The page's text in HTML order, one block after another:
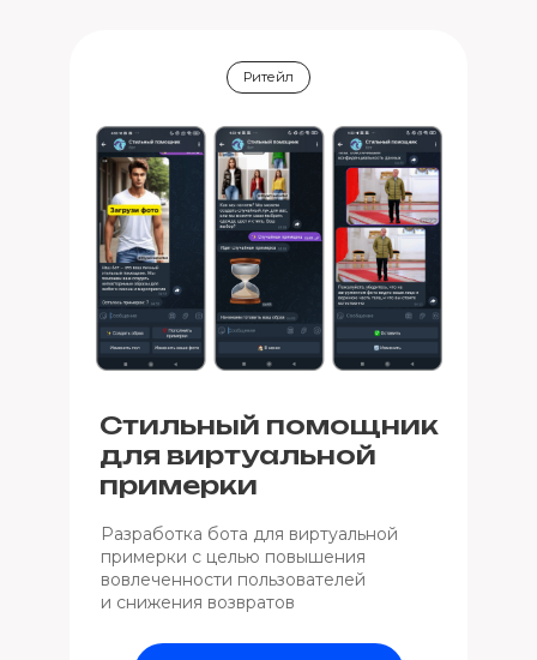
Ритейл
Разработка бота для виртуальной
примерки с целью повышения
вовлеченности пользователей
и снижения возвратов
Стильный помощник
для виртуальной
примерки